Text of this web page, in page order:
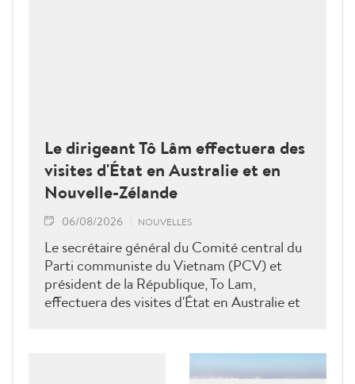
Le dirigeant Tô Lâm effectuera des
visites d'État en Australie et en
Nouvelle-Zélande
06/08/2026 NOUVELLES
Le secrétaire général du Comité central du
Parti communiste du Vietnam (PCV) et
président de la République, To Lam,
effectuera des visites d'État en Australie et